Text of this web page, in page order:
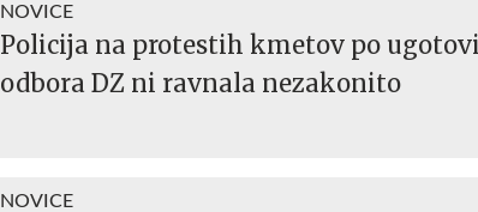
NOVICE
Policija na protestih kmetov po
odbora DZ ni ravnala nezakonito
NOVICE